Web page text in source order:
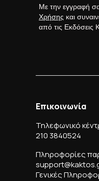
Με την εγγραφή
Χρήσης και
από τις Εκδόσεις
Επικοινωνία
Τηλεφωνικό
210 3840524
Πληροφορίες
Γενικές